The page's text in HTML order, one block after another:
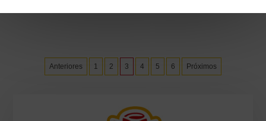
Anteriores 1 2 3 4 5 6 Próximos